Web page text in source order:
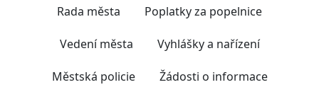
Rada města Poplatky za popelnice
Vedení města Vyhlášky a nařízení
Městská policie Žádosti o informace